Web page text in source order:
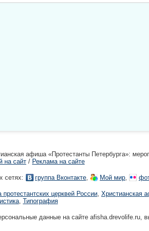
афиша «Протестанты Петербурга»:
на сайт/ Реклама на сайте
сетях: группа Вконтакте, Мой мир,
протестантских церквей России, Христианская
, Типография
данные на сайте afisha.drevolife.ru,